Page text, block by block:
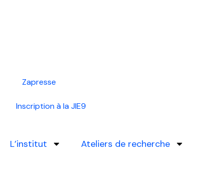
Zapresse
Inscription à la JIE9
L’institut Ateliers de recherche